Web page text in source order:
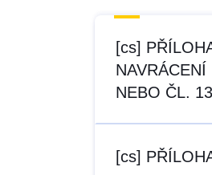
[cs]
NEBO ČL.
[cs]